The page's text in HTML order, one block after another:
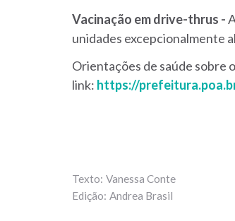
Vacinação em drive-thrus -
unidades excepcionalmente
Orientações de saúde sobre
link: https://
Vanessa Conte
Andrea Brasil